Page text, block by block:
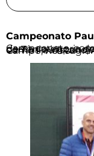
Campeonato
Campeonato, com 11 (onze) equipes participando desta categoria do Campeonato Paulista